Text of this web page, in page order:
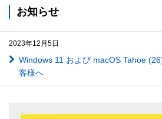
お知らせ
2023年12月5日
Windows 11 および macOS Tahoe
客様へ